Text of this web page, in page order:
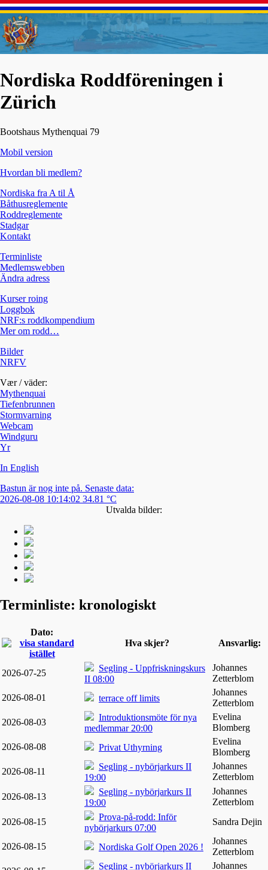
Nordiska Roddföreningen i
Zürich
Bootshaus Mythenquai 79
Mobil version
Hvordan bli medlem?
Nordiska fra A til Å
Båthusreglemente
Roddreglemente
Stadgar
Kontakt
Terminliste
Medlemswebben
Ändra adress
Kurser roing
Loggbok
NRF:s roddkompendium
Mer om rodd…
Bilder
NRFV
Vær / väder:
Mythenquai
Tiefenbrunnen
Stormvarning
Webcam
Windguru
Yr
In English
Bastun är nog inte på. Senaste data:
2026-08-08 10:14:02 34.81 °C
Utvalda bilder:
Terminliste: kronologiskt
Dato:
Hva skjer?
Ansvarlig:
2026-07-25
Segling - Uppfriskningskurs
II 08:00
Johannes
Zetterblom
2026-08-01
terrace off limits
Johannes
Zetterblom
2026-08-03
Introduktionsmöte för nya
medlemmar 20:00
Evelina
Blomberg
2026-08-08
Privat Uthyrning
Evelina
Blomberg
2026-08-11
Segling - nybörjarkurs II
19:00
Johannes
Zetterblom
2026-08-13
Segling - nybörjarkurs II
19:00
Johannes
Zetterblom
2026-08-15
Prova-på-rodd: Inför
nybörjarkurs 07:00
Sandra Dejin
2026-08-15 Nordiska Golf Open 2026 !
Johannes
Zetterblom
Segling - nybörjarkurs II
Johannes